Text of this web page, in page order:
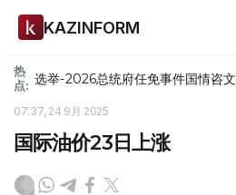
KAZINFORM
热
点: 选举-2026总统府任免事件国情咨文
07:37, 24 9月 2025
国际油价23日上涨